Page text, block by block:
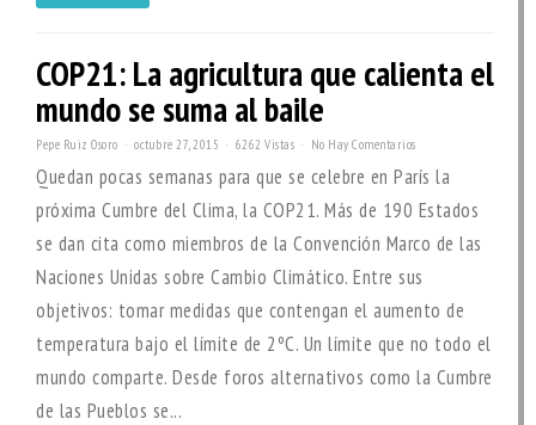
COP21: La agricultura que calienta el
mundo se suma al baile
Pepe Ruiz Osoro octubre 27, 2015 6262 Vistas No Hay Comentarios
Quedan pocas semanas para que se celebre en París la
próxima Cumbre del Clima, la COP21. Más de 190 Estados
se dan cita como miembros de la Convención Marco de las
Naciones Unidas sobre Cambio Climático. Entre sus
objetivos: tomar medidas que contengan el aumento de
temperatura bajo el límite de 2ºC. Un límite que no todo el
mundo comparte. Desde foros alternativos como la Cumbre
de las Pueblos se...